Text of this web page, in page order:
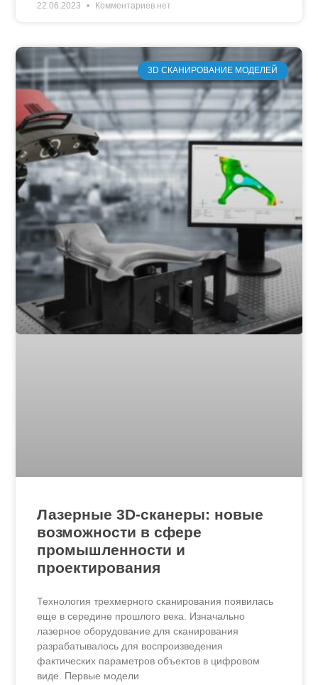
22.06.2023 Комментариев нет
3D СКАНИРОВАНИЕ МОДЕЛЕЙ
Лазерные 3D-сканеры: новые
возможности в сфере
промышленности и
проектирования
Технология трехмерного сканирования появилась
еще в середине прошлого века. Изначально
лазерное оборудование для сканирования
разрабатывалось для воспроизведения
фактических параметров объектов в цифровом
виде. Первые модели